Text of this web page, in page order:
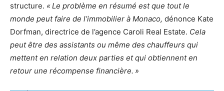
structure. « Le problème en résumé est que tout le
monde peut faire de l’immobilier à Monaco, dénonce Kate
Dorfman, directrice de l’agence Caroli Real Estate. Cela
peut être des assistants ou même des chauffeurs qui
mettent en relation deux parties et qui obtiennent en
retour une récompense financière. »